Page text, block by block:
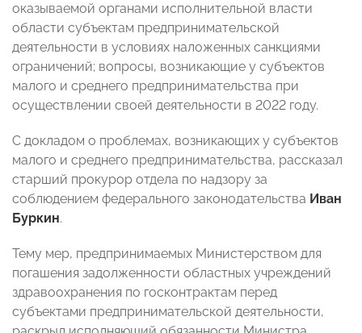
оказываемой органами исполнительной власти
области субъектам предпринимательской
деятельности в условиях наложенных санкциями
ограничений; вопросы, возникающие у субъектов
малого и среднего предпринимательства при
осуществлении своей деятельности в 2022 году.
С докладом о проблемах, возникающих у субъектов
малого и среднего предпринимательства, рассказал
старший прокурор отдела по надзору за
соблюдением федерального законодательства Иван
Буркин.
Тему мер, предпринимаемых Министерством для
погашения задолженности областных учреждений
здравоохранения по госконтрактам перед
субъектами предпринимательской деятельности,